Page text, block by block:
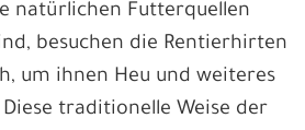
natürlichen Futterquellen
besuchen die Rentierhirten
um ihnen Heu und weiteres
traditionelle Weise der